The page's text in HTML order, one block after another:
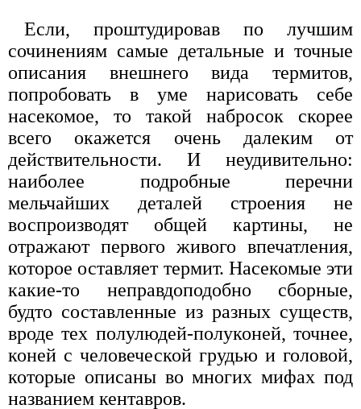
Если, проштудировав по лучшим
сочинениям самые детальные и точные
описания внешнего вида термитов,
попробовать в уме нарисовать себе
насекомое, то такой набросок скорее
всего окажется очень далеким от
действительности. И неудивительно:
наиболее подробные перечни
мельчайших деталей строения не
воспроизводят общей картины, не
отражают первого живого впечатления,
которое оставляет термит. Насекомые эти
какие-то неправдоподобно сборные,
будто составленные из разных существ,
вроде тех полулюдей-полуконей, точнее,
коней с человеческой грудью и головой,
которые описаны во многих мифах под
названием кентавров.